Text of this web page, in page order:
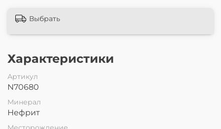
Выбрать
Характеристики
Артикул
N70680
Минерал
Нефрит
Месторождение